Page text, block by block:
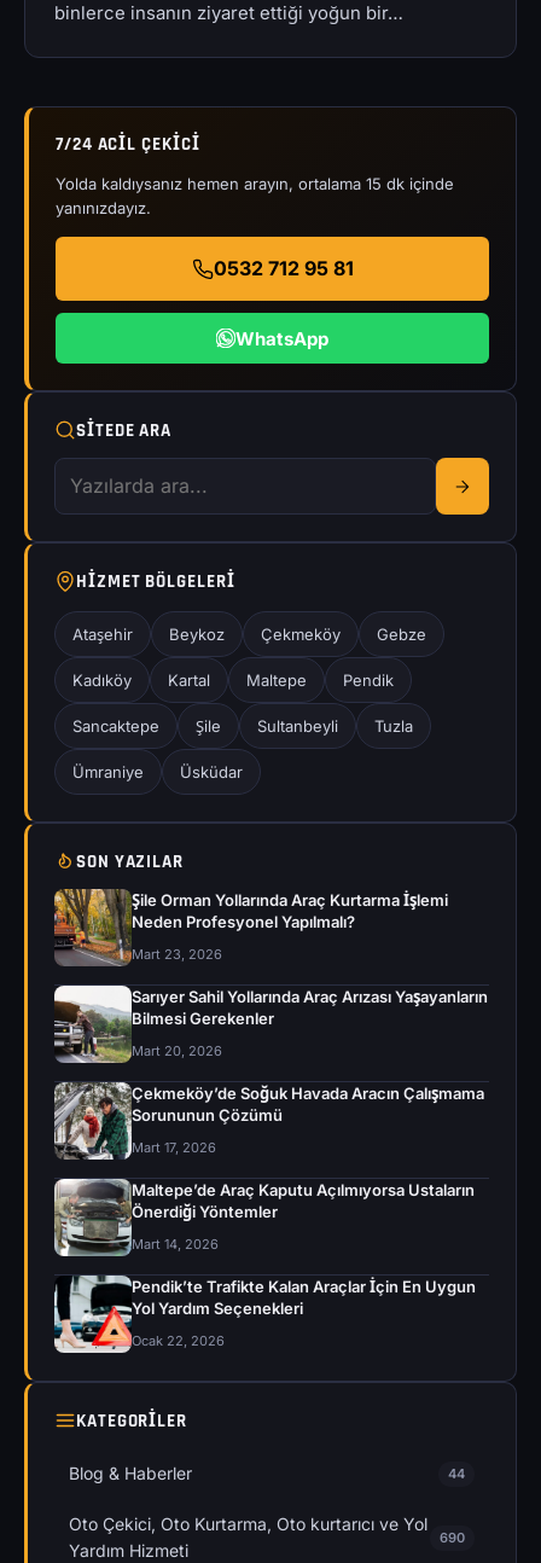
binlerce insanın ziyaret ettiği yoğun bir…
7/24 ACIL ÇEKICI
Yolda kaldıysanız hemen arayın, ortalama 15 dk içinde
yanınızdayız.
0532 712 95 81
WhatsApp
SITEDE ARA
HIZMET BÖLGELERI
Ataşehir Beykoz Çekmeköy Gebze
Kadıköy Kartal Maltepe Pendik
Sancaktepe Şile Sultanbeyli Tuzla
Ümraniye Üsküdar
SON YAZILAR
Şile Orman Yollarında Araç Kurtarma İşlemi
Neden Profesyonel Yapılmalı?
Mart 23, 2026
Sarıyer Sahil Yollarında Araç Arızası Yaşayanların
Bilmesi Gerekenler
Mart 20, 2026
Çekmeköy’de Soğuk Havada Aracın Çalışmama
Sorununun Çözümü
Mart 17, 2026
Maltepe’de Araç Kaputu Açılmıyorsa Ustaların
Önerdiği Yöntemler
Mart 14, 2026
Pendik’te Trafikte Kalan Araçlar İçin En Uygun
Yol Yardım Seçenekleri
Ocak 22, 2026
KATEGORILER
Blog & Haberler 44
Oto Çekici, Oto Kurtarma, Oto kurtarıcı ve Yol
Yardım Hizmeti
690